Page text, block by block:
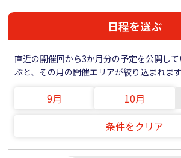
日程を選ぶ
直近の開催回から3か月分の予定を公開し
ぶと、その月の開催エリアが絞り込まれます
9月 10月
条件をクリア